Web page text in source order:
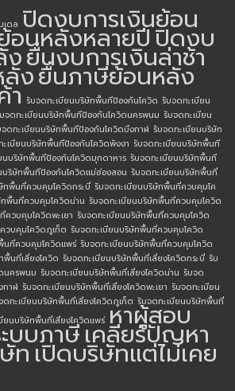
เดล ปิดงบการเงินย้อน
อนหลังหลายปีปิดงบ
งยื่นงบการเงินล่าช้า
งยื่นภาษีย้อนหลัง
า รับจดทะเบียนบริษัทพื้นทีป้องกันโควิด รับจดทะเบียน
จดทะเบียนบริษัทพื้นทีป้องกันโควิดนครพนม รับจดทะเบียน
จดทะเบียนบริษัทพื้นทีป้องกันโควิดบึงกาฬ รับจดทะเบียนบริษัท
ะเบียนบริษัทพื้นทีป้องกันโควิดพังงา รับจดทะเบียนบริษัทพื้นที
นบริษัทพื้นทีป้องกันโควิดมุกดาหาร รับจดทะเบียนบริษัทพื้นที
บริษัทพื้นทีป้องกันโควิดแม่ฮ่องสอน รับจดทะเบียนบริษัทพื้นที่
ทพื้นที่ควบคุมโควิดกระบี่ รับจดทะเบียนบริษัทพื้นที่ควบคุมโค
ทพื้นที่ควบคุมโควิดน่าน รับจดทะเบียนบริษัทพื้นที่ควบคุมโควิด
วบคุมโควิดพะเยา รับจดทะเบียนบริษัทพื้นที่ควบคุมโควิด
วบคุมโควิดภูเก็ต รับจดทะเบียนบริษัทพื้นที่ควบคุมโควิด
นที่ควบคุมโควิดแพร่ รับจดทะเบียนบริษัทพื้นที่ควบคุมโควิด
พื้นที่เสี่ยงโควิด รับจดทะเบียนบริษัทพื้นที่เสี่ยงโควิดกระบี่ รับ
นครพนม รับจดทะเบียนบริษัทพื้นที่เสี่ยงโควิดน่าน รับจด
กาฬ รับจดทะเบียนบริษัทพื้นที่เสี่ยงโควิดพะเยา รับจดทะเบียน
ดทะเบียนบริษัทพื้นที่เสี่ยงโควิดภูเก็ต รับจดทะเบียนบริษัทพื้นที่
ยนบริษัทพื้นที่เสี่ยงโควิดแพร่ หาผู้สอบ
บบภาษีเคลียร์ปัญหา
ทเปิดบริษัทแต่ไม่เคย